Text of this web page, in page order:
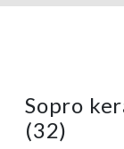
Sopro
(32)